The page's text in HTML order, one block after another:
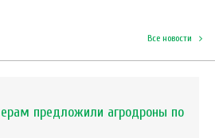
Все новости
предложили агродроны по